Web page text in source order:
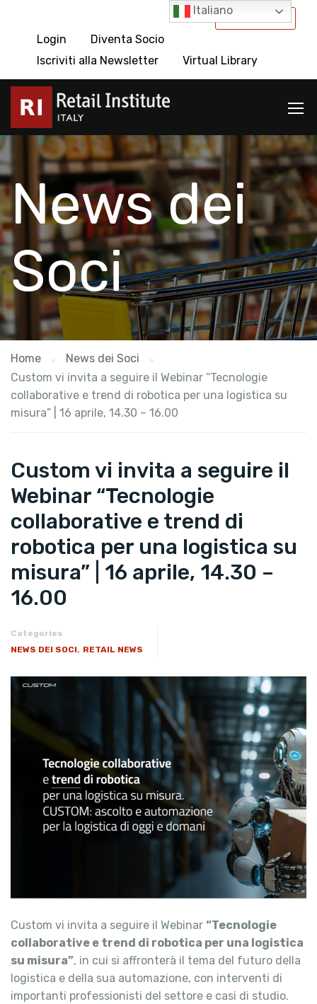
International
Login
Diventa Socio
Iscriviti alla Newsletter
Virtual Library
News dei
Soci
Home
News dei Soci
Custom vi invita a seguire il Webinar “Tecnologie
collaborative e trend di robotica per una logistica su
misura” | 16 aprile, 14.30 – 16.00
Custom vi invita a seguire il
Webinar “Tecnologie
collaborative e trend di
robotica per una logistica su
misura” | 16 aprile, 14.30 –
16.00
Categories
NEWS DEI SOCI, RETAIL NEWS
Custom vi invita a seguire il Webinar “Tecnologie
collaborative e trend di robotica per una logistica
su misura”, in cui si affronterà il tema del futuro della
logistica e della sua automazione, con interventi di
importanti professionisti del settore e casi di studio.
Italiano